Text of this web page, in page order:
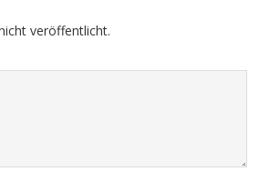
veröffentlicht.